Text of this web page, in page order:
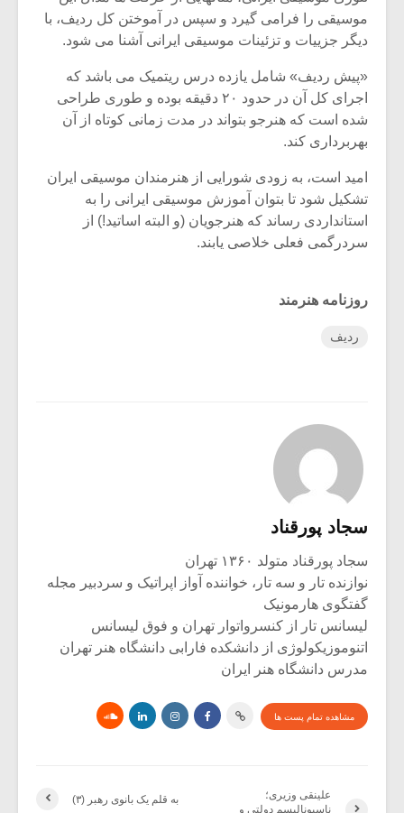
موسیقی را فرامی گیرد و سپس در آموختن کل ردیف، با
دیگر جزییات و تزئینات موسیقی ایرانی آشنا می شود.
«پیش ردیف» شامل یازده درس ریتمیک می باشد که
اجرای کل آن در حدود ۲۰ دقیقه بوده و طوری طراحی
شده است که هنرجو بتواند در مدت زمانی کوتاه از آن
بهربرداری کند.
امید است، به زودی شورایی از هنرمندان موسیقی ایران
تشکیل شود تا بتوان آموزش موسیقی ایرانی را به
استانداردی رساند که هنرجویان (و البته اساتید!) از
سردرگمی فعلی خلاصی یابند.
روزنامه هنرمند
ردیف
سجاد پورقناد
سجاد پورقناد متولد ۱۳۶۰ تهران
نوازنده تار و سه تار، خواننده آواز اپراتیک و سردبیر مجله
گفتگوی هارمونیک
لیسانس تار از کنسرواتوار تهران و فوق لیسانس
اتنوموزیکولوژی از دانشکده فارابی دانشگاه هنر تهران
مدرس دانشگاه هنر ایران
مشاهده تمام پست ها
به قلم یک بانوی رهبر (۳)
علینقی وزیری؛
ناسیونالیسم دولتی و